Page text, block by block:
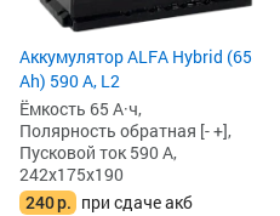
Аккумулятор ALFA Hybrid (65
Ah) 590 А, L2
Ёмкость 65 А·ч,
Полярность обратная [- +],
Пусковой ток 590 А,
242x175x190
240р. при сдаче акб